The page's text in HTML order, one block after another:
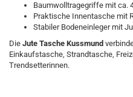
Baumwolltragegriffe mit ca.
Praktische Innentasche mit
Stabiler Bodeneinleger mit
Die Jute Tasche Kussmund
Einkaufstasche, Strandtasche,
Trendsetterinnen.